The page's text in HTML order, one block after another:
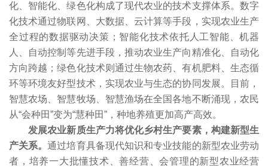
化、智能化、绿色化构成了现代农业的技术支撑体系。数字
化技术通过物联网、大数据、云计算等手段，实现农业生产
全过程的数据驱动决策；智能化技术依托人工智能、机器
人、自动控制等先进手段，推动农业生产向精准化、自动化
方向跨越；绿色化技术则通过生物农药、有机肥料、生态循
环等环境友好型技术，实现农业与生态的协同发展。目前，
智慧农场、智慧牧场、智慧渔场在全国各地不断涌现，农民
从“会种田”变为“慧种田”，种地养殖更加高产高效。
发展农业新质生产力将优化乡村生产要素，构建新型生
产关系。通过培育具备现代知识和专业技能的新型农业劳动
者，培养一大批懂技术、善经营、会管理的新型农业经营